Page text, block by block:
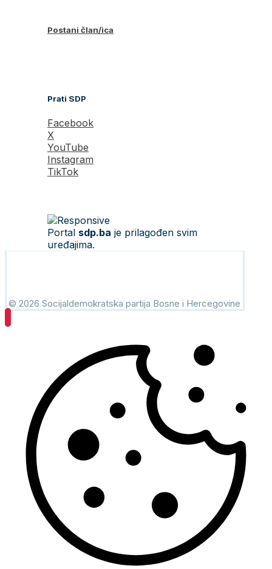
Postani član/ica
Prati SDP
Facebook
X
YouTube
Instagram
TikTok
Portal sdp.ba je prilagođen svim
uređajima.
© 2026 Socijaldemokratska partija Bosne i Hercegovine